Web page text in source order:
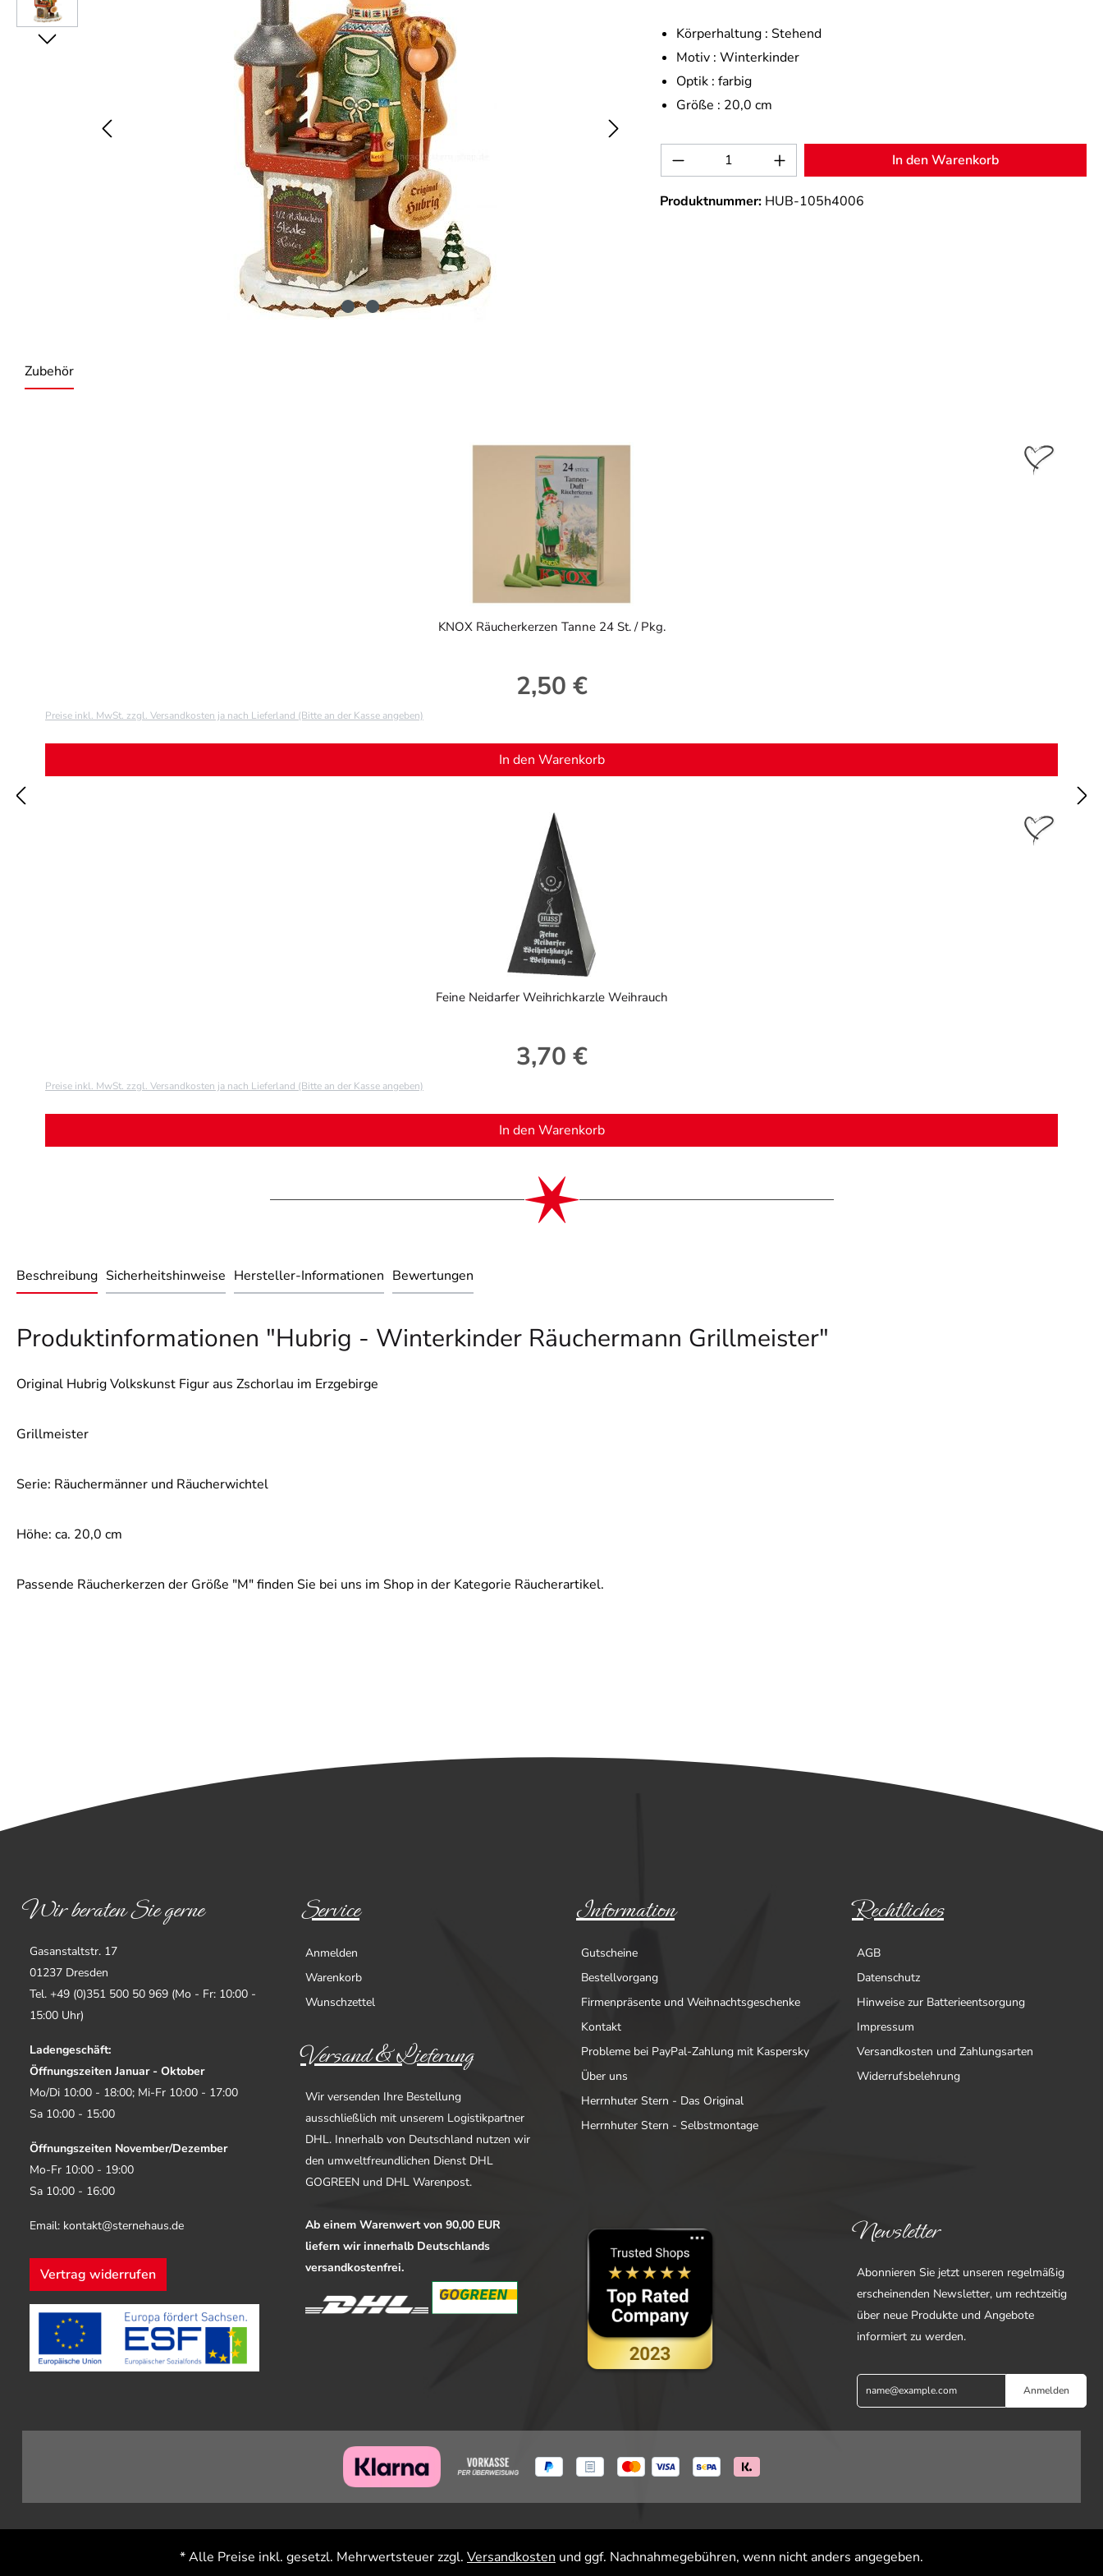
Körperhaltung : Stehend
Motiv : Winterkinder
Optik : farbig
Größe : 20,0 cm
Produkt Anzahl: Gib den gewünschten Wert ein
In den Warenkorb
Produktnummer: HUB-105h4006
Zubehör
KNOX Räucherkerzen Tanne 24 St. / Pkg.
Regulärer Preis:
2,50 €
Preise inkl. MwSt. zzgl. Versandkosten ja nach Lieferland (Bitte an der Kasse angeben)
In den Warenkorb
Feine Neidarfer Weihrichkarzle Weihrauch
Regulärer Preis:
3,70 €
Preise inkl. MwSt. zzgl. Versandkosten ja nach Lieferland (Bitte an der Kasse angeben)
In den Warenkorb
Beschreibung Sicherheitshinweise Hersteller-Informationen Bewertungen
Produktinformationen "Hubrig - Winterkinder Räuchermann Grillmeister"
Original Hubrig Volkskunst Figur aus Zschorlau im Erzgebirge
Grillmeister
Serie: Räuchermänner und Räucherwichtel
Höhe: ca. 20,0 cm
Passende Räucherkerzen der Größe "M" finden Sie bei uns im Shop in der Kategorie Räucherartikel.
Wir beraten Sie gerne
Gasanstaltstr. 17
01237 Dresden
Tel. +49 (0)351 500 50 969 (Mo - Fr: 10:00 -
15:00 Uhr)
Ladengeschäft:
Öffnungszeiten Januar - Oktober
Mo/Di 10:00 - 18:00; Mi-Fr 10:00 - 17:00
Sa 10:00 - 15:00
Öffnungszeiten November/Dezember
Mo-Fr 10:00 - 19:00
Sa 10:00 - 16:00
Email: kontakt@sternehaus.de
Vertrag widerrufen
Service
Anmelden
Warenkorb
Wunschzettel
Information
Gutscheine
Bestellvorgang
Firmenpräsente und Weihnachtsgeschenke
Kontakt
Probleme bei PayPal-Zahlung mit Kaspersky
Über uns
Herrnhuter Stern - Das Original
Herrnhuter Stern - Selbstmontage
Rechtliches
AGB
Datenschutz
Hinweise zur Batterieentsorgung
Impressum
Versandkosten und Zahlungsarten
Widerrufsbelehrung
Versand & Lieferung
Wir versenden Ihre Bestellung
ausschließlich mit unserem Logistikpartner
DHL. Innerhalb von Deutschland nutzen wir
den umweltfreundlichen Dienst DHL
GOGREEN und DHL Warenpost.
Ab einem Warenwert von 90,00 EUR
liefern wir innerhalb Deutschlands
versandkostenfrei.
Newsletter
Abonnieren Sie jetzt unseren regelmäßig
erscheinenden Newsletter, um rechtzeitig
über neue Produkte und Angebote
informiert zu werden.
Anmelden
* Alle Preise inkl. gesetzl. Mehrwertsteuer zzgl. Versandkosten und ggf. Nachnahmegebühren, wenn nicht anders angegeben.